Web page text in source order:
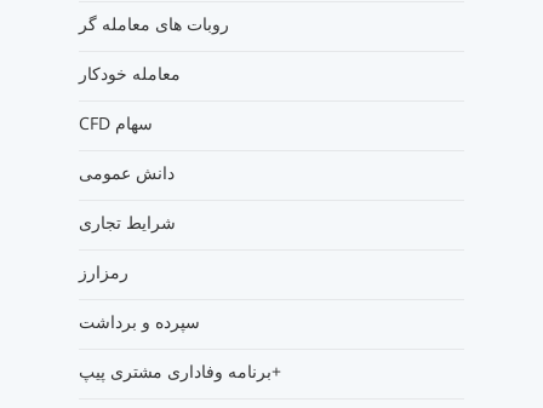
روبات های معامله گر
معامله خودکار
CFD سهام
دانش عمومی
شرایط تجاری
رمزارز
سپرده و برداشت
برنامه وفاداری مشتری پیپ+